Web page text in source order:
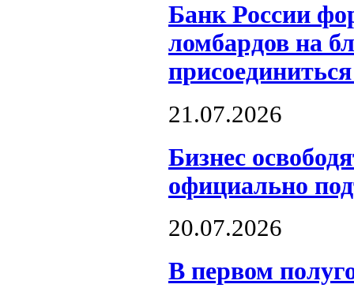
Банк России
ломбардов на
21.07.2026
Бизнес
официально
20.07.2026
В первом